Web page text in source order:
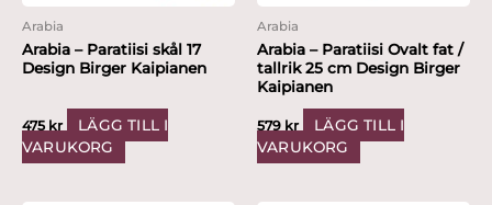
Arabia
Arabia – Paratiisi skål 17
Design Birger Kaipianen
475 kr
LÄGG TILL I
VARUKORG
Arabia
Arabia – Paratiisi Ovalt fat /
tallrik 25 cm Design Birger
Kaipianen
579 kr
LÄGG TILL I
VARUKORG